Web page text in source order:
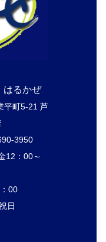
はるかぜ
平町5-21 芦
3950
12：00～
00
日